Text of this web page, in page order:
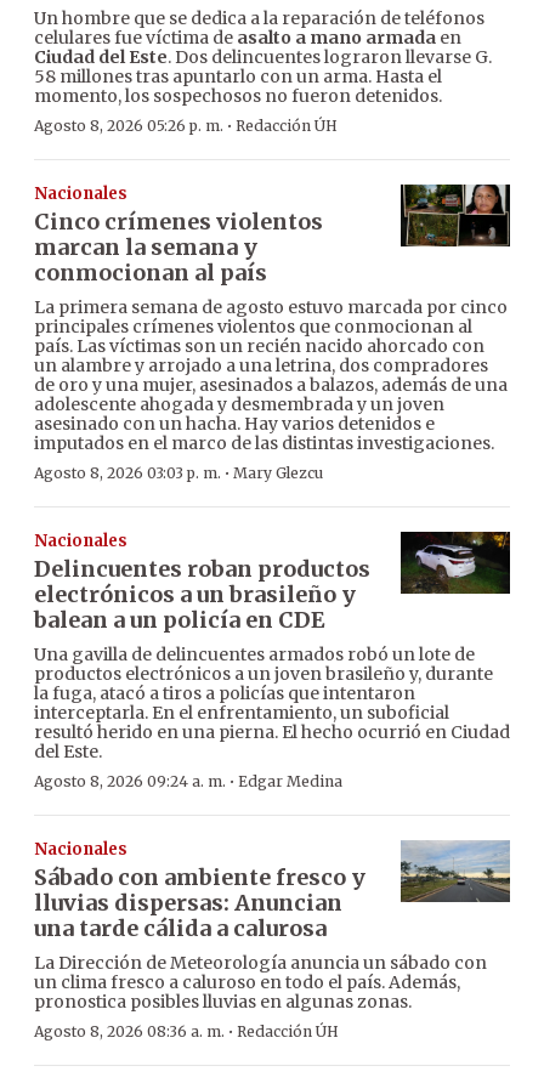
Un hombre que se dedica a la reparación de teléfonos
celulares fue víctima de asalto a mano armada en
Ciudad del Este. Dos delincuentes lograron llevarse G.
58 millones tras apuntarlo con un arma. Hasta el
momento, los sospechosos no fueron detenidos.
Agosto 8, 2026 05:26 p. m. · Redacción ÚH
Nacionales
Cinco crímenes violentos
marcan la semana y
conmocionan al país
La primera semana de agosto estuvo marcada por cinco
principales crímenes violentos que conmocionan al
país. Las víctimas son un recién nacido ahorcado con
un alambre y arrojado a una letrina, dos compradores
de oro y una mujer, asesinados a balazos, además de una
adolescente ahogada y desmembrada y un joven
asesinado con un hacha. Hay varios detenidos e
imputados en el marco de las distintas investigaciones.
Agosto 8, 2026 03:03 p. m. · Mary Glezcu
Nacionales
Delincuentes roban productos
electrónicos a un brasileño y
balean a un policía en CDE
Una gavilla de delincuentes armados robó un lote de
productos electrónicos a un joven brasileño y, durante
la fuga, atacó a tiros a policías que intentaron
interceptarla. En el enfrentamiento, un suboficial
resultó herido en una pierna. El hecho ocurrió en Ciudad
del Este.
Agosto 8, 2026 09:24 a. m. · Edgar Medina
Nacionales
Sábado con ambiente fresco y
lluvias dispersas: Anuncian
una tarde cálida a calurosa
La Dirección de Meteorología anuncia un sábado con
un clima fresco a caluroso en todo el país. Además,
pronostica posibles lluvias en algunas zonas.
Agosto 8, 2026 08:36 a. m. · Redacción ÚH